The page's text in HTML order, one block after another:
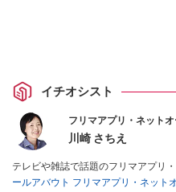
イチオシスト
フリマアプリ・ネット
川崎 さちえ
テレビや雑誌で話題のフリマアプリ
ールアバウト フリマアプリ・ネッ